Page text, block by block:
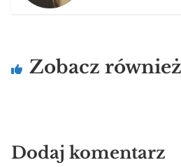
Zobacz
Dodaj komentarz